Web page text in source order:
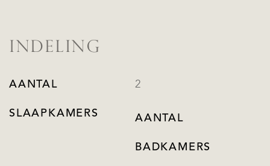
INDELING
AANTAL
SLAAPKAMERS
2
AANTAL
BADKAMERS